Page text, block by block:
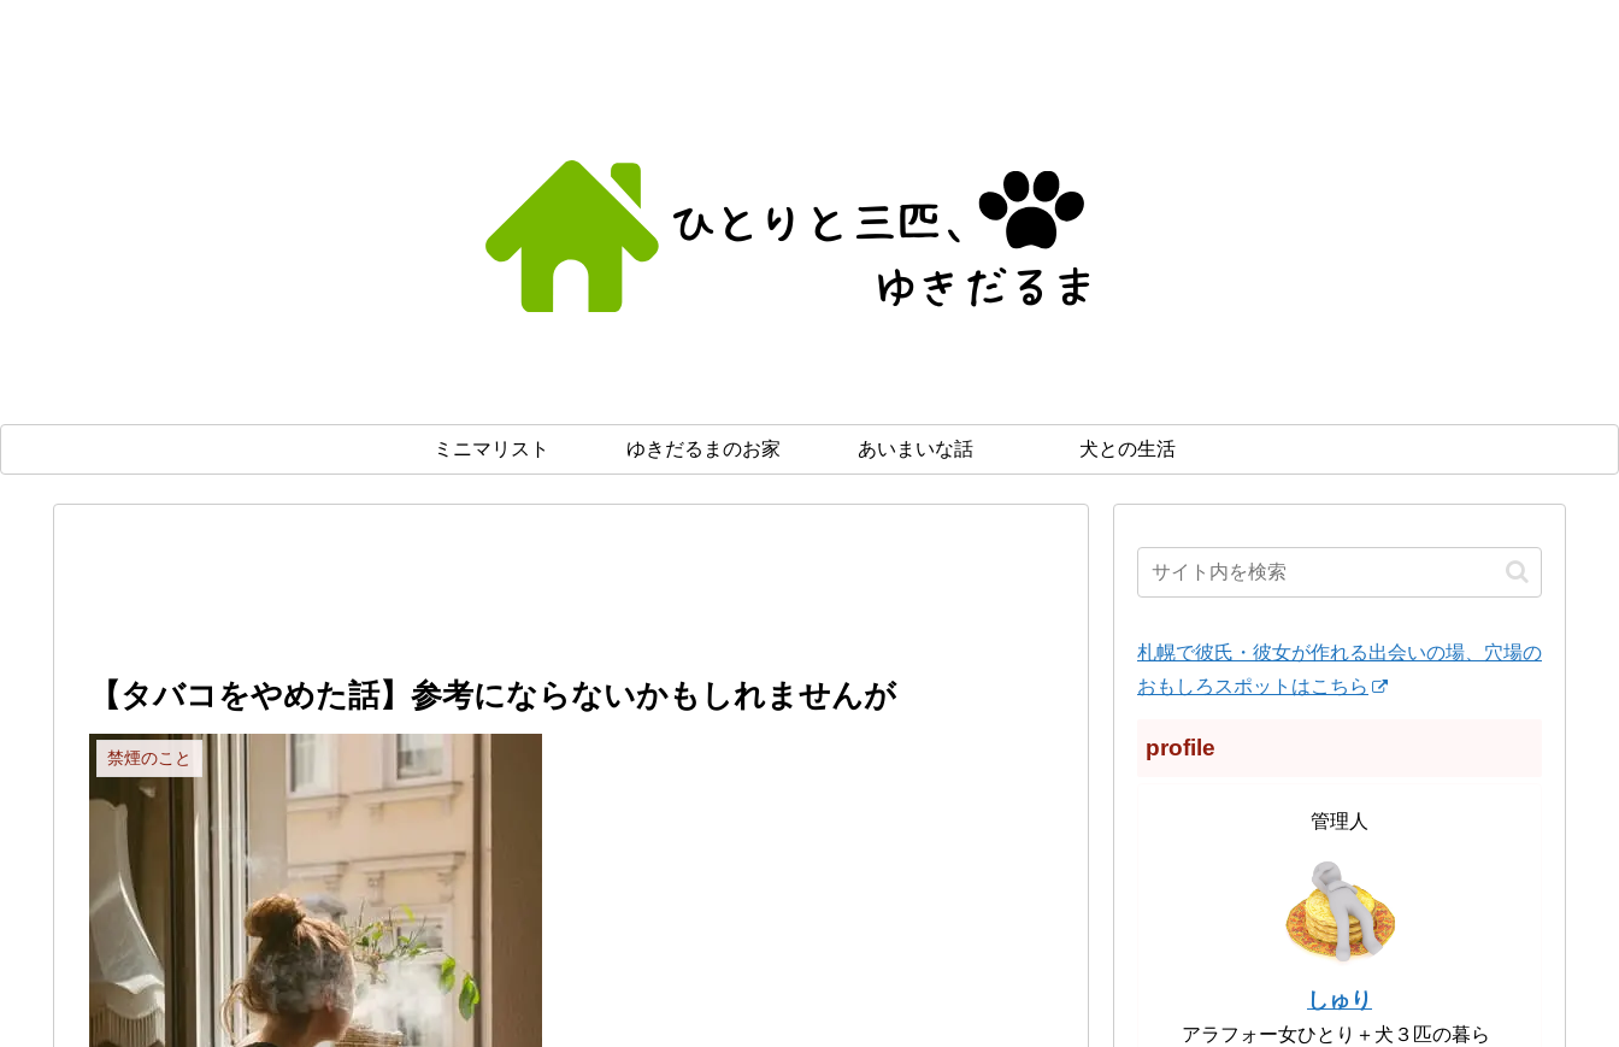
ミニマリスト ゆきだるまのお家 あいまいな話 犬との生活
【タバコをやめた話】参考にならないかもしれませんが
禁煙のこと
札幌で彼氏・彼女が作れる出会いの場、穴場の
おもしろスポットはこちら
profile
管理人
しゅり
アラフォー女ひとり＋犬３匹の暮ら